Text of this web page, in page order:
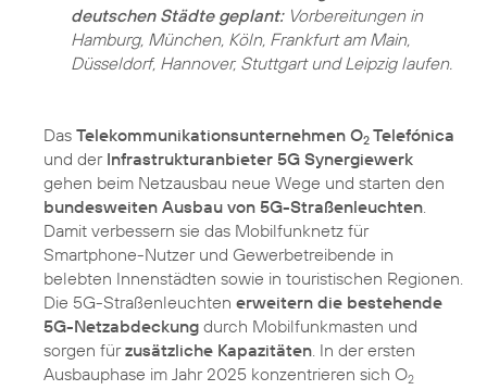
deutschen Städte geplant:Vorbereitungen in
Hamburg, München, Köln, Frankfurt am Main,
Düsseldorf, Hannover, Stuttgart und Leipzig laufen.
Das Telekommunikationsunternehmen O2 Telefónica
und der Infrastrukturanbieter 5G Synergiewerk
gehen beim Netzausbau neue Wege und starten den
bundesweiten Ausbau von 5G-Straßenleuchten
Damit verbessern sie das Mobilfunknetz für
Smartphone-Nutzer und Gewerbetreibende in
belebten Innenstädten sowie in touristischen Regionen.
Die 5G-Straßenleuchten erweitern die bestehende
5G-Netzabdeckung durch Mobilfunkmasten und
sorgen fürzusätzliche Kapazitäten . In der ersten
Ausbauphase im Jahr 2025 konzentrieren sich O2